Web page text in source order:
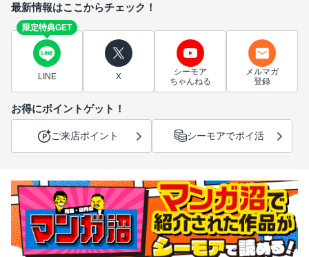
最新情報はここからチェック！
限定特典GET
LINE X
シーモア
ちゃんねる
メルマガ
登録
お得にポイントゲット！
ご来店ポイント シーモアでポイ活